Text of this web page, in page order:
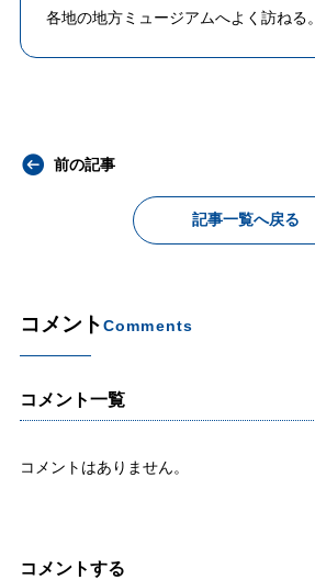
各地の地方ミュージアムへよく訪ねる。
前の記事
記事一覧へ戻る
コメントComments
コメント一覧
コメントはありません。
コメントする